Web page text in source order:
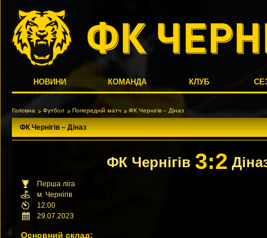
НОВИНИ КОМАНДА КЛУБ
Головна Футбол Попередній матч ФК Чернігів – Діназ
ФК Чернігів – Діназ
ФК Чернігів 3:2
Перша ліга
м. Чернігів
12:00
29.07.2023
Основний склад: